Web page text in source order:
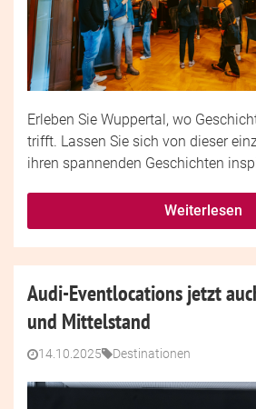
Erleben Sie Wuppertal, wo
trifft. Lassen Sie sich von dieser
ihren spannenden Geschichten
Weiterlesen
Audi-Eventlocations jetzt
und Mittelstand
14.10.2025 Destinationen